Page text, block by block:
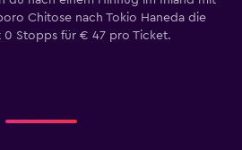
Chitose nach Tokio Haneda die
Stopps für € 47 pro Ticket.